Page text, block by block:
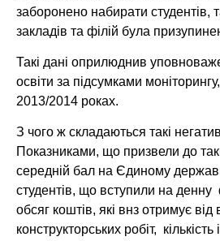
заборонено набирати студентів,
закладів та філій була
Такі дані оприлюднив
освіти за підсумками
2013/2014 роках.
З чого ж складаються такі
Показниками, що призвели до
середній бал на Єдиному
студентів, що вступили на
обсяг коштів, які внз отримує
конструкторських робіт,